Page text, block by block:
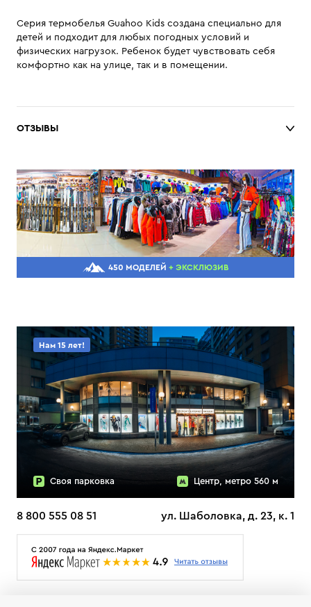
Серия термобелья Guahoo Kids создана специально для
детей и подходит для любых погодных условий и
физических нагрузок. Ребенок будет чувствовать себя
комфортно как на улице, так и в помещении.
ОТЗЫВЫ
450 МОДЕЛЕЙ + ЭКСКЛЮЗИВ
Нам 15 лет!
Своя парковка Центр, метро 560 м
8 800 555 08 51 ул. Шаболовка, д. 23, к. 1